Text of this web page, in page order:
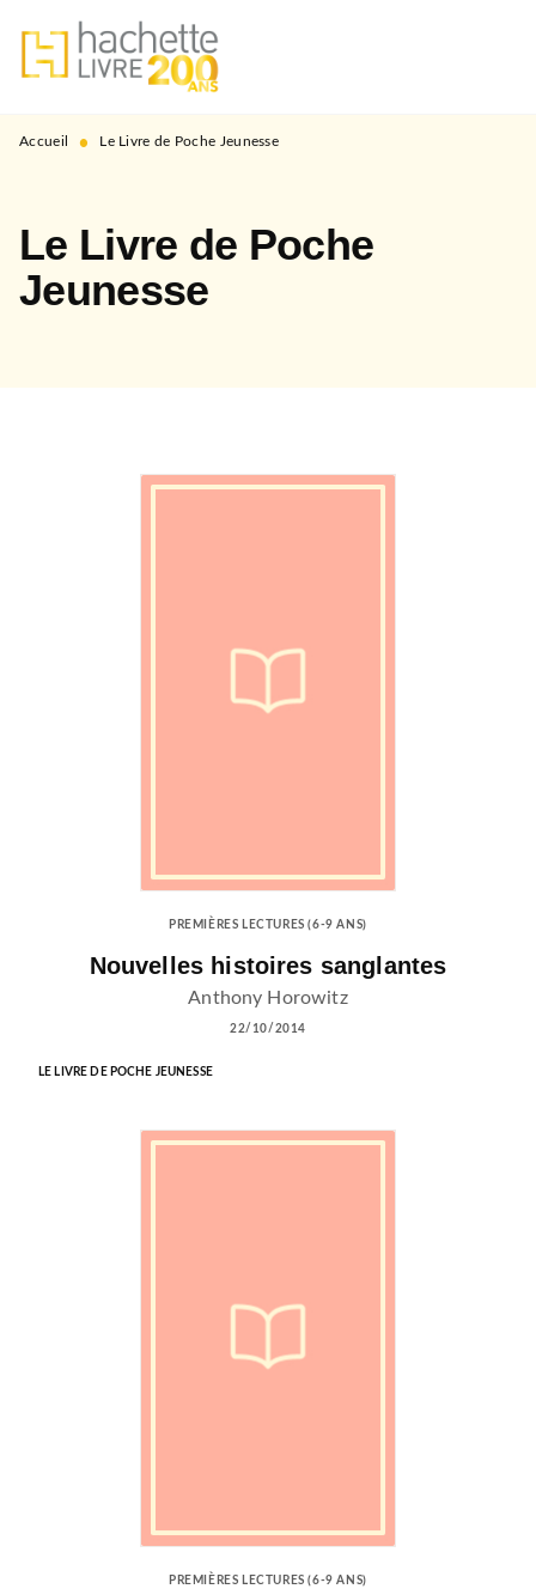
MENU RECHERCHE
PIED DE PAGE
Accueil • Le Livre de Poche Jeunesse
Le Livre de Poche
Jeunesse
PREMIÈRES LECTURES (6-9 ANS)
Nouvelles histoires sanglantes
Anthony Horowitz
22/10/2014
LE LIVRE DE POCHE JEUNESSE
PREMIÈRES LECTURES (6-9 ANS)